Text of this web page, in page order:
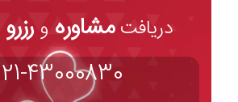
دریافتمشاوره و رزرو
43000830